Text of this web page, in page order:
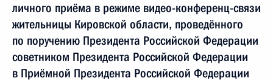
личного приёма в режиме видео-конференц-связи
жительницы Кировской области, проведённого
по поручению Президента Российской Федерации
советником Президента Российской Федерации
в Приёмной Президента Российской Федерации